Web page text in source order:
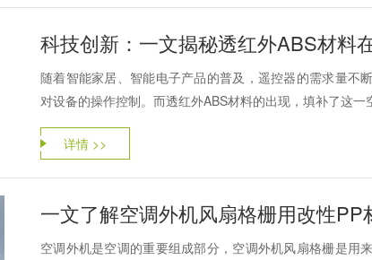
科技创新：一文揭秘透红外ABS材料
随着智能家居、智能电子产品的普及，遥控器的需求量不
对设备的操作控制。而透红外ABS材料的出现，填补了这
详情 >>
一文了解空调外机风扇格栅用改性PP
空调外机是空调的重要组成部分，空调外机风扇格栅是用